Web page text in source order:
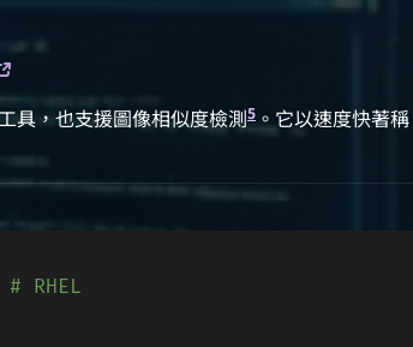
具，也支援圖像相似度檢測5 。它以速度快著
# RHEL